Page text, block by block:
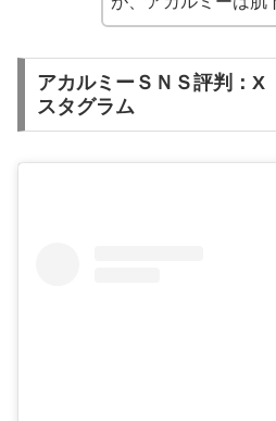
アカルミーＳＮＳ評判：X
スタグラム